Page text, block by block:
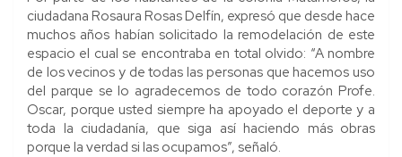
ciudadana Rosaura Rosas Delfín, expresó que desde hace
muchos años habían solicitado la remodelación de este
espacio el cual se encontraba en total olvido: “A nombre
de los vecinos y de todas las personas que hacemos uso
del parque se lo agradecemos de todo corazón Profe.
Oscar, porque usted siempre ha apoyado el deporte y a
toda la ciudadanía, que siga así haciendo más obras
porque la verdad si las ocupamos”, señaló.